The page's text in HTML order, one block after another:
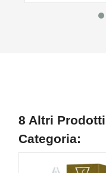
8 Altri
Categoria: